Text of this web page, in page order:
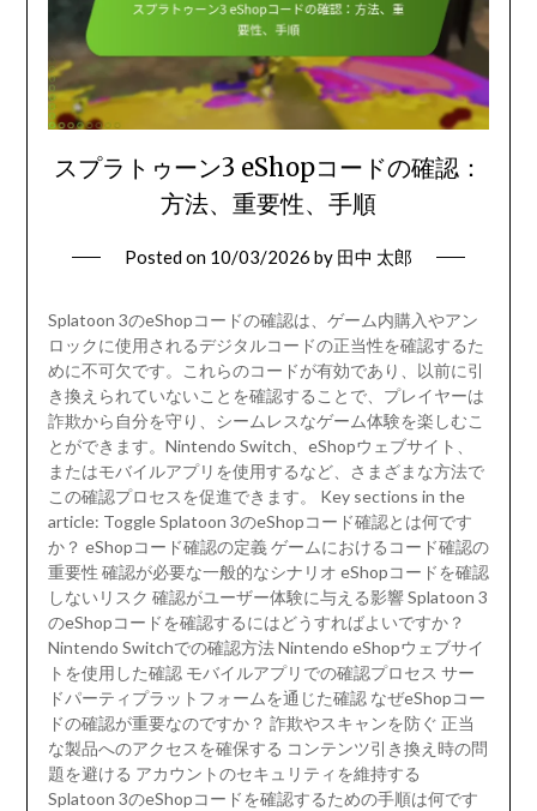
スプラトゥーン3 eShopコードの確認：
方法、重要性、手順
Posted on 10/03/2026 by 田中 太郎
Splatoon 3のeShopコードの確認は、ゲーム内購入やアン
ロックに使用されるデジタルコードの正当性を確認するた
めに不可欠です。これらのコードが有効であり、以前に引
き換えられていないことを確認することで、プレイヤーは
詐欺から自分を守り、シームレスなゲーム体験を楽しむこ
とができます。Nintendo Switch、eShopウェブサイト、
またはモバイルアプリを使用するなど、さまざまな方法で
この確認プロセスを促進できます。 Key sections in the
article: Toggle Splatoon 3のeShopコード確認とは何です
か？ eShopコード確認の定義 ゲームにおけるコード確認の
重要性 確認が必要な一般的なシナリオ eShopコードを確認
しないリスク 確認がユーザー体験に与える影響 Splatoon 3
のeShopコードを確認するにはどうすればよいですか？
Nintendo Switchでの確認方法 Nintendo eShopウェブサイ
トを使用した確認 モバイルアプリでの確認プロセス サー
ドパーティプラットフォームを通じた確認 なぜeShopコー
ドの確認が重要なのですか？ 詐欺やスキャンを防ぐ 正当
な製品へのアクセスを確保する コンテンツ引き換え時の問
題を避ける アカウントのセキュリティを維持する
Splatoon 3のeShopコードを確認するための手順は何です